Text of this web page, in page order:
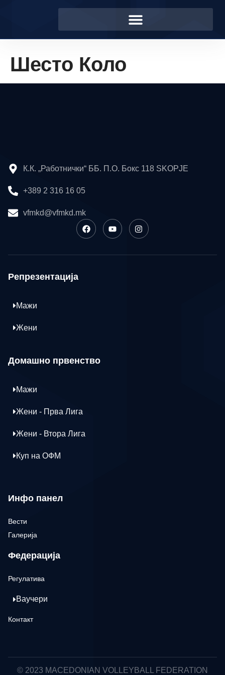
Шесто Коло
К.К. „Работнички“ ББ. П.О. Бокс 118 SKOPJE
+389 2 316 16 05
vfmkd@vfmkd.mk
Репрезентација
Мажи
Жени
Домашно првенство
Мажи
Жени - Прва Лига
Жени - Втора Лига
Куп на ОФМ
Инфо панел
Вести
Галерија
Федерација
Регулатива
Ваучери
Контакт
© 2023 MACEDONIAN VOLLEYBALL FEDERATION